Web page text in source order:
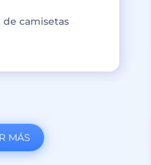
camisetas
MÁS